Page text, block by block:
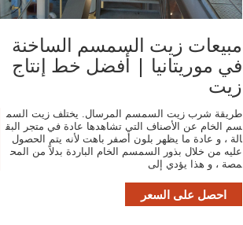
مبيعات زيت السمسم الساخنة
في موريتانيا | أفضل خط إنتاج
زيت
طريقة شرب زيت السمسم المرسال. يختلف زيت السم
سم الخام عن الأصناف التي تشاهدها عادة في متجر البق
الة ، و عادة ما يظهر بلون أصفر باهت لأنه يتم الحصول
عليه من خلال بذور السمسم الخام الباردة بدلاً من المح
مصة ، و هذا يؤدي إلى
احصل على السعر